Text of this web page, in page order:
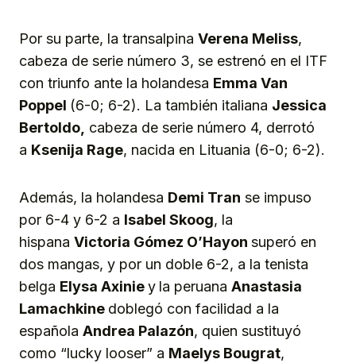
Por su parte, la transalpina Verena Meliss,
cabeza de serie número 3, se estrenó en el ITF
con triunfo ante la holandesa Emma Van
Poppel (6-0; 6-2). La también italiana Jessica
Bertoldo, cabeza de serie número 4, derrotó
a Ksenija Rage, nacida en Lituania (6-0; 6-2).
Además, la holandesa Demi Tran se impuso
por 6-4 y 6-2 a Isabel Skoog, la
hispana Victoria Gómez O’Hayon superó en
dos mangas, y por un doble 6-2, a la tenista
belga Elysa Axiniey la peruana Anastasia
Lamachkine doblegó con facilidad a la
española Andrea Palazón, quien sustituyó
como “lucky looser” a Maelys Bougrat,